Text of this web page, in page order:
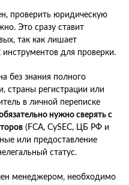
проверить юридическую
Это сразу ставит
так как лишает
инструментов для проверки.
без знания полного
страны регистрации или
в личной переписке
нужно сверять с
(FCA, CySEC, ЦБ РФ и
или предоставление
статус.
менеджером, необходимо